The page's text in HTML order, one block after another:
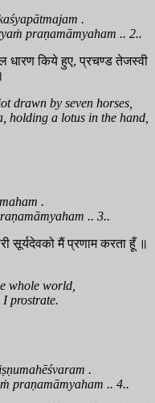
.
praṇamāmyaham .. 2..
धारण किये हुए, प्रचण्ड तेजस्वी
drawn by seven horses,
holding a lotus in the hand,
.
.. 3..
सूर्यदेवको मैं प्रणाम करता हूँ ॥
whole world,
prostrate.
.
praṇamāmyaham .. 4..